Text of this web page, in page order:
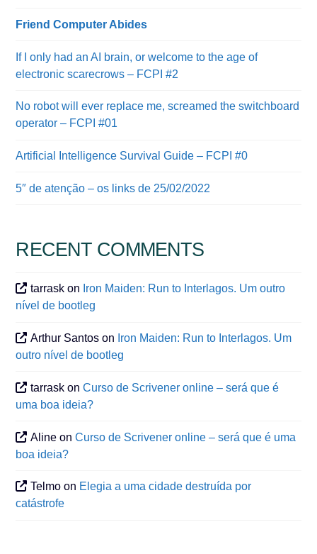
Friend Computer Abides
If I only had an AI brain, or welcome to the age of
electronic scarecrows – FCPI #2
No robot will ever replace me, screamed the switchboard
operator – FCPI #01
Artificial Intelligence Survival Guide – FCPI #0
5″ de atenção – os links de 25/02/2022
RECENT COMMENTS
tarrask on Iron Maiden: Run to Interlagos. Um outro
nível de bootleg
Arthur Santos on Iron Maiden: Run to Interlagos. Um
outro nível de bootleg
tarrask onCurso de Scrivener online – será que é
uma boa ideia?
Aline onCurso de Scrivener online – será que é uma
boa ideia?
Telmo on Elegia a uma cidade destruída por
catástrofe